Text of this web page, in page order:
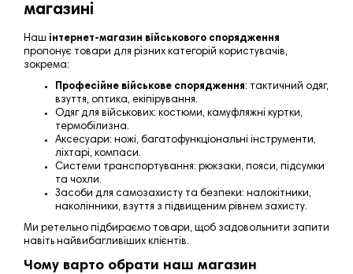
магазині
Наш інтернет-магазин військового спорядження
пропонує товари для різних категорій користувачів,
зокрема:
Професійне військове спорядження: тактичний одяг,
взуття, оптика, екіпірування.
Одяг для військових: костюми, камуфляжні куртки,
термобілизна.
Аксесуари: ножі, багатофункціональні інструменти,
ліхтарі, компаси.
Системи транспортування: рюкзаки, пояси, підсумки
та чохли.
Засоби для самозахисту та безпеки: налокітники,
наколінники, взуття з підвищеним рівнем захисту.
Ми ретельно підбираємо товари, щоб задовольнити запити
навіть найвибагливіших клієнтів.
Чому варто обрати наш магазин